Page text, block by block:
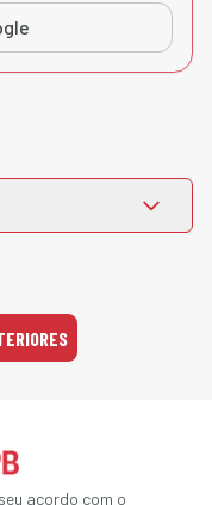
acordo com o